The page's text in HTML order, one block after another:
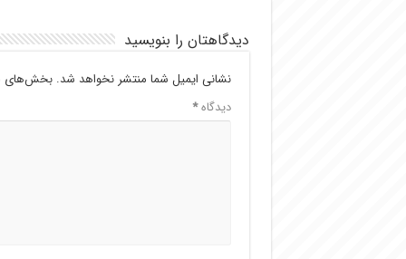
دیدگاهتان را بنویسید
نشانی ایمیل شما منتشر نخواهد شد. بخش‌های
دیدگاه*